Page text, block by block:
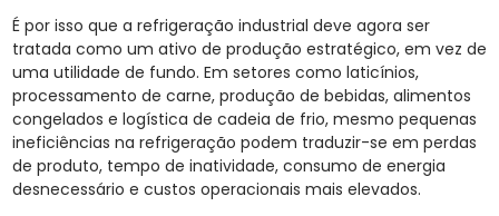
É por isso que a refrigeração industrial deve agora ser
tratada como um ativo de produção estratégico, em vez de
uma utilidade de fundo. Em setores como laticínios,
processamento de carne, produção de bebidas, alimentos
congelados e logística de cadeia de frio, mesmo pequenas
ineficiências na refrigeração podem traduzir-se em perdas
de produto, tempo de inatividade, consumo de energia
desnecessário e custos operacionais mais elevados.